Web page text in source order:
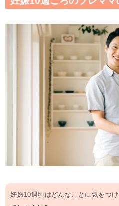
妊娠10週頃はどんなことに気をつ